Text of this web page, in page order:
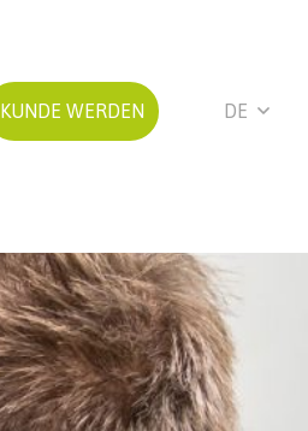
KUNDE WERDEN DE